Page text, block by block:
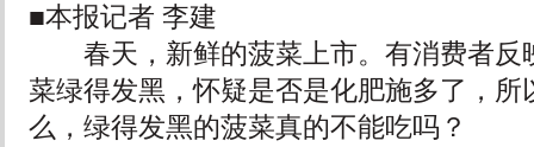
■本报记者 李建
春天，新鲜的菠菜上市。有消费者反
菜绿得发黑，怀疑是否是化肥施多了，所
么，绿得发黑的菠菜真的不能吃吗？